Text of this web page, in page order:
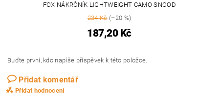
FOX NÁKRČNÍK LIGHTWEIGHT CAMO SNOOD
234 Kč(–20 %)
187,20 Kč
Buďte první, kdo napíše příspěvek k této položce.
Přidat komentář
Přidat hodnocení